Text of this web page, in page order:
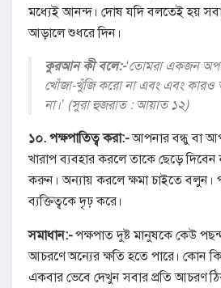
মধ্যেই আনন্দ। দোষ যদি বলতেই হয়
আড়ালে শুধরে দিন।
কুরআন কী বলে:-‘তোমরা একজন
খোঁজা-খুঁজি করো না এবং এবং
না।’ (সুরা হুজরাত : আয়াত ১২)
১০. পক্ষপাতিত্ব করা:-আপনার বন্ধু বা
খারাপ ব্যবহার করলে তাকে ছেড়ে দিবেন
করুন। অন্যায় করলে ক্ষমা চাইতে বলুন।
ব্যক্তিত্বকে দৃঢ় করে।
সমাধান:-পক্ষপাত দুষ্ট মানুষকে কেউ
আচরণে অন্যের ক্ষতি হতে পারে। কোন
একবার ভেবে দেখুন সবার প্রতি আচরণ